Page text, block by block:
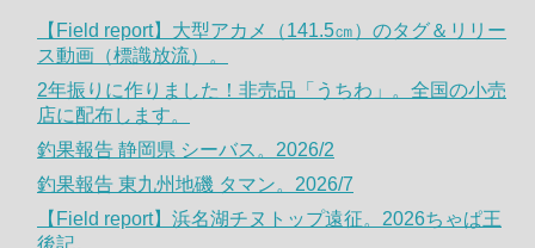
【Field report】大型アカメ（141.5㎝）のタグ＆リリー
ス動画（標識放流）。
2年振りに作りました！非売品「うちわ」。全国の小売
店に配布します。
釣果報告 静岡県 シーバス。2026/2
釣果報告 東九州地磯 タマン。2026/7
【Field report】浜名湖チヌトップ遠征。2026ちゃぱ王